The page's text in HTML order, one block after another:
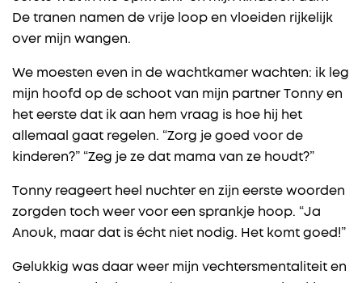
De tranen namen de vrije loop en vloeiden rijkelijk
over mijn wangen.
We moesten even in de wachtkamer wachten: ik leg
mijn hoofd op de schoot van mijn partner Tonny en
het eerste dat ik aan hem vraag is hoe hij het
allemaal gaat regelen. “Zorg je goed voor de
kinderen?” “Zeg je ze dat mama van ze houdt?”
Tonny reageert heel nuchter en zijn eerste woorden
zorgden toch weer voor een sprankje hoop. “Ja
Anouk, maar dat is écht niet nodig. Het komt goed!”
Gelukkig was daar weer mijn vechtersmentaliteit en